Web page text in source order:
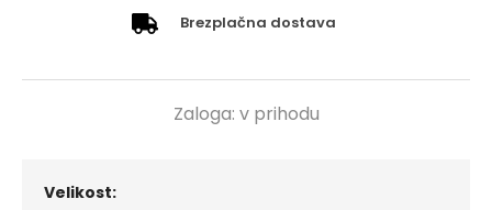
Brezplačna dostava
Zaloga: v prihodu
Velikost: